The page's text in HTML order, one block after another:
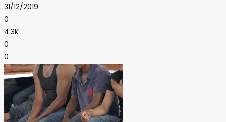
31/12/2019
0
4.3K
0
0